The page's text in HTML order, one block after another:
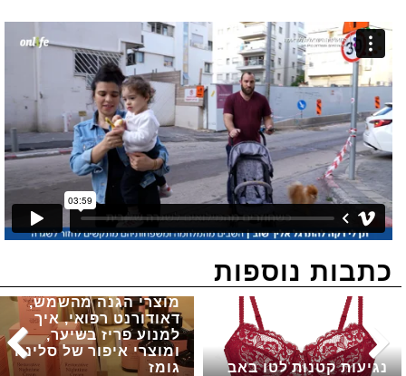
כתבות נוספות
מוצרי הגנה מהשמש,
דאודורנט רפואי, איך
למנוע פריז בשיער,
ומוצרי איפור של סלינה
גומז
נגיעות קטנות לטו באב